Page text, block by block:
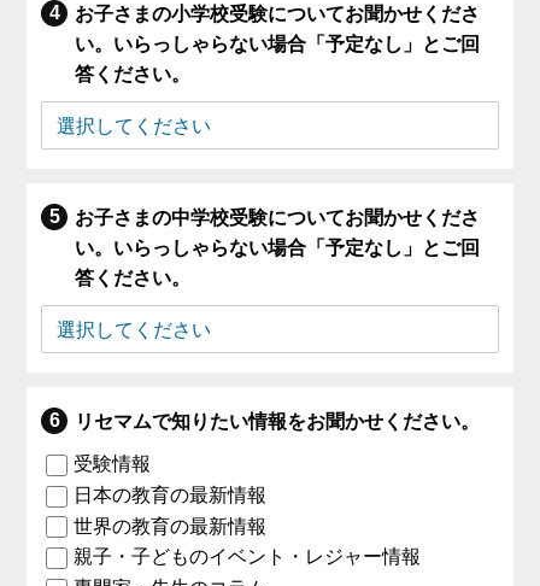
お子さまの小学校受験についてお聞かせくださ
い。いらっしゃらない場合「予定なし」とご回
答ください。
お子さまの中学校受験についてお聞かせくださ
い。いらっしゃらない場合「予定なし」とご回
答ください。
リセマムで知りたい情報をお聞かせください。
受験情報
日本の教育の最新情報
世界の教育の最新情報
親子・子どものイベント・レジャー情報